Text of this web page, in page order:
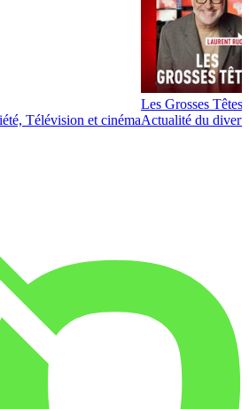
Télévision et cinéma
Les Grosses Têtes
Actualité du